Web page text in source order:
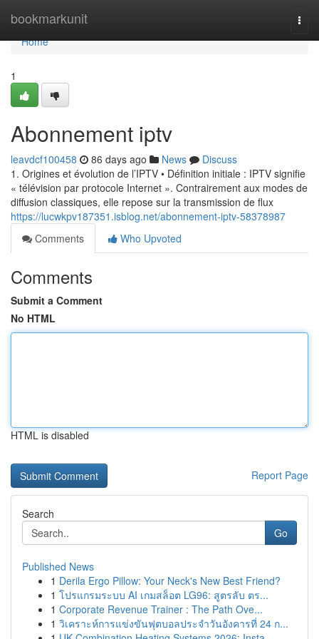
bookmarkunit
Home
Home
1
Abonnement iptv
leavdcf100458 86 days ago News
Discuss
1. Origines et évolution de l’IPTV • Définition initiale : IPTV signifie
« télévision par protocole Internet ». Contrairement aux modes de
diffusion classiques, elle repose sur la transmission de flux
https://lucwkpv187351.isblog.net/abonnement-iptv-58378987
Comments
Who Upvoted
Comments
Submit a Comment
No HTML
HTML is disabled
Report Page
Search
Go
Published News
1 Derila Ergo Pillow: Your Neck's New Best Friend?
1 โปรแกรมระบบ AI เกมสล็อต LG96: สูตรลับ ตร...
1 Corporate Revenue Trainer : The Path Ove...
1 วิเคราะห์การแข่งขันฟุตบอลประจำวันอังคารที่ 24 ก...